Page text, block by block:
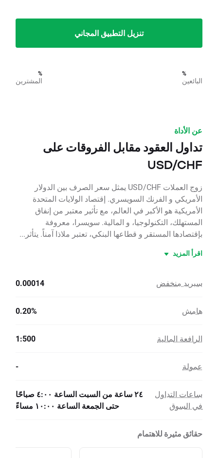
تنزيل التطبيق المجاني
%
البائعين
%
المشترين
عن الأداة
تداول العقود مقابل الفروقات على
USD/CHF
زوج العملات USD/CHF يمثل سعر الصرف بين الدولار
الأمريكي و الفرنك السويسري. إقتصاد الولايات المتحدة
الأمريكية هو الأكبر في العالم، مع تأثير معتبر من إنفاق
المستهلك، التكنولوجيا، و المالية. سويسرا، معروفة
بإقتصادها المستقر و قطاعها البنكي، تعتبر ملاذا آمناً. يتأثر...
اقرأ المزيد
سبريد منخفض 0.00014
هامش 0.20%
الرافعة المالية 1:500
عمولة -
ساعات التداول
في السوق
٢٤ ساعة من السبت الساعة ٤:٠٠ صباحًا
حتى الجمعة الساعة ١٠:٠٠ مساءً
حقائق مثيرة للاهتمام